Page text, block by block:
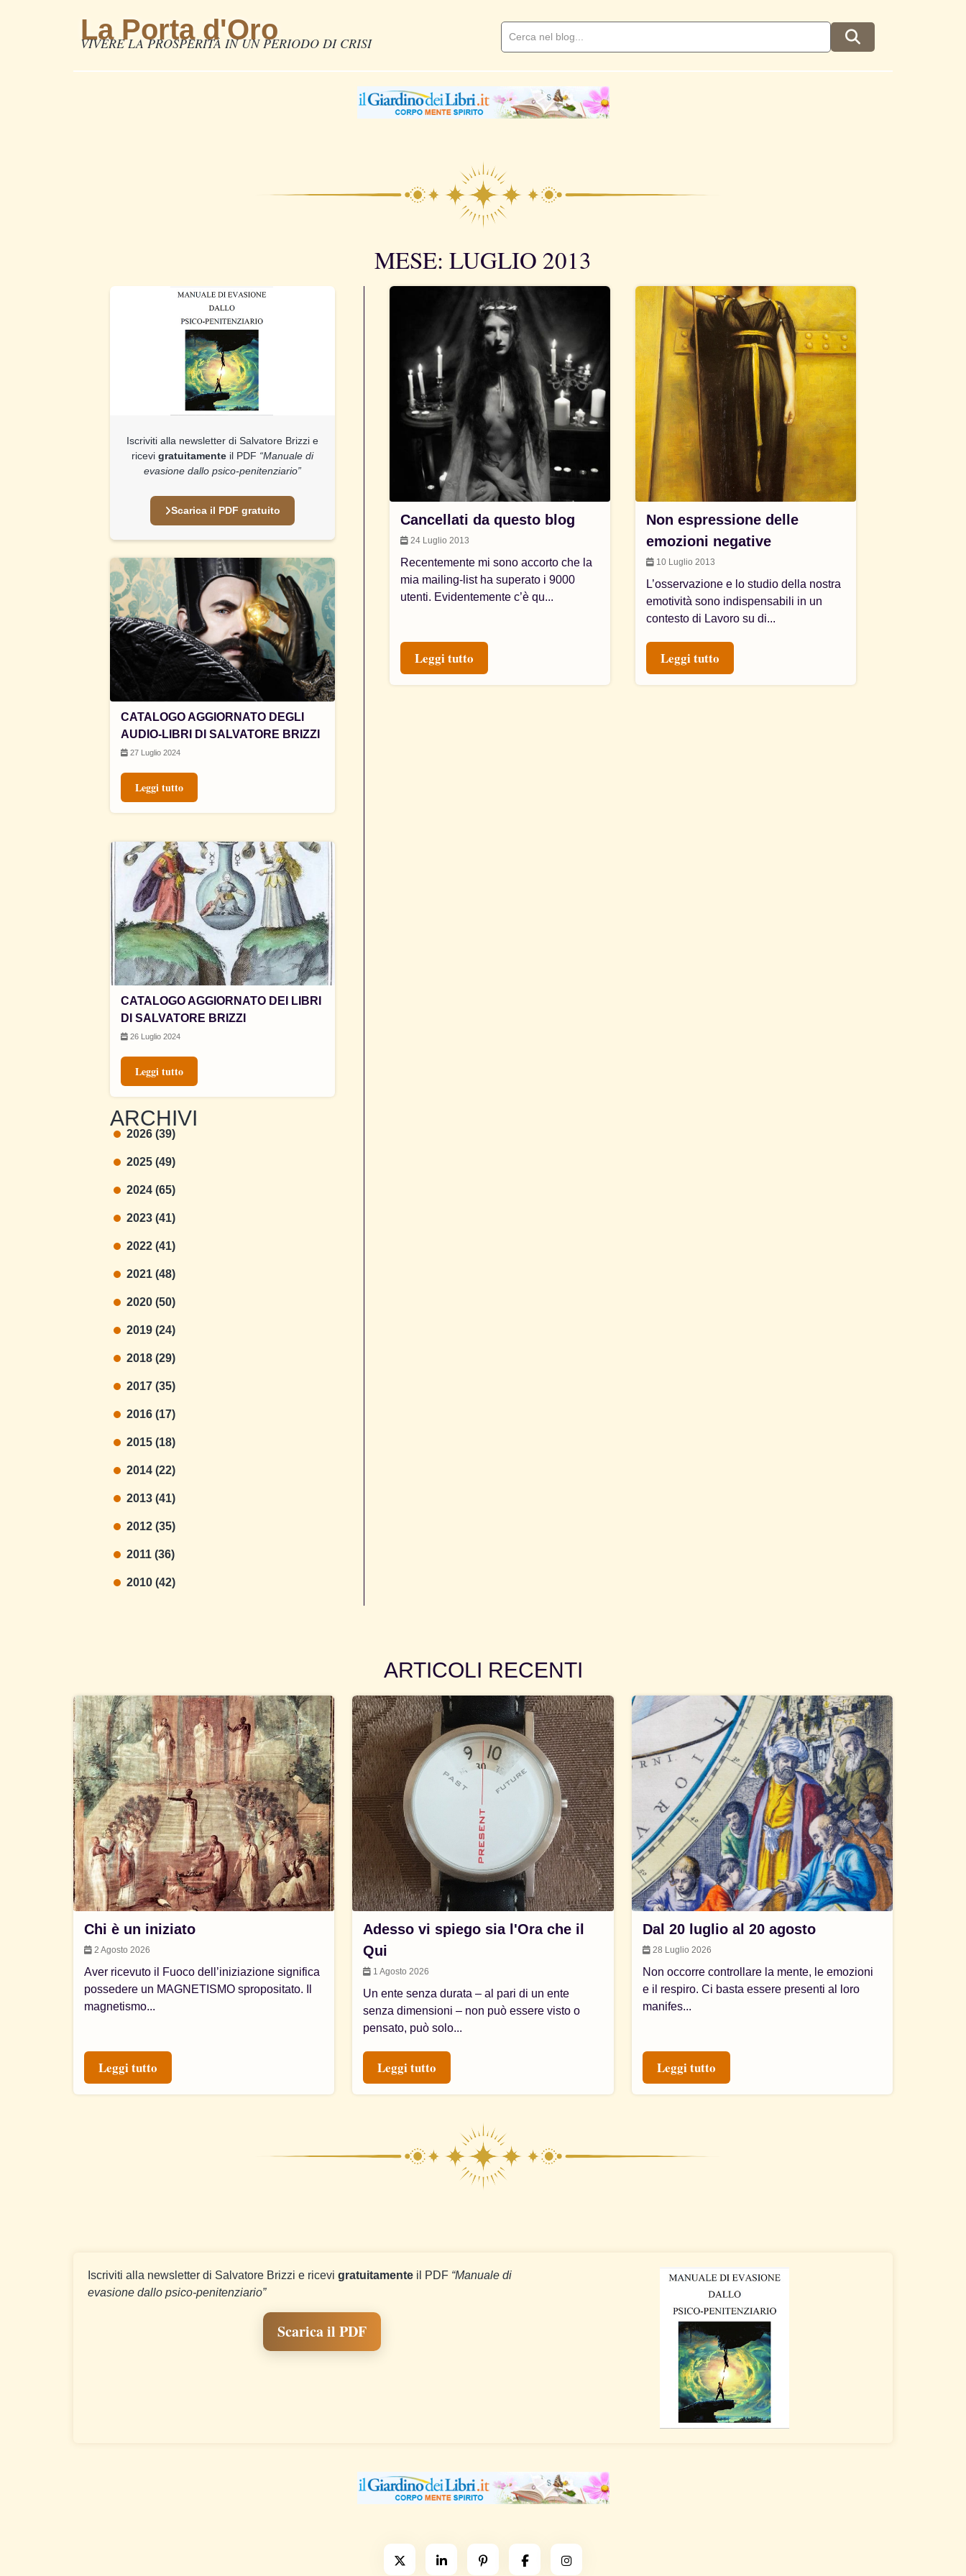
La Porta d'Oro
VIVERE LA PROSPERITÀ IN UN PERIODO DI CRISI
MESE: LUGLIO 2013
Iscriviti alla newsletter di Salvatore Brizzi e
ricevi gratuitamenteil PDF “Manuale di
evasione dallo psico-penitenziario”
Scarica il PDF gratuito
CATALOGO AGGIORNATO DEGLI
AUDIO-LIBRI DI SALVATORE BRIZZI
27 Luglio 2024
Leggi tutto
CATALOGO AGGIORNATO DEI LIBRI
DI SALVATORE BRIZZI
26 Luglio 2024
Leggi tutto
ARCHIVI
2026 (39)
2025 (49)
2024 (65)
2023 (41)
2022 (41)
2021 (48)
2020 (50)
2019 (24)
2018 (29)
2017 (35)
2016 (17)
2015 (18)
2014 (22)
2013 (41)
2012 (35)
2011 (36)
2010 (42)
Cancellati da questo blog
24 Luglio 2013
Recentemente mi sono accorto che la
mia mailing-list ha superato i 9000
utenti. Evidentemente c’è qu...
Leggi tutto
Non espressione delle
emozioni negative
10 Luglio 2013
L’osservazione e lo studio della nostra
emotività sono indispensabili in un
contesto di Lavoro su di...
Leggi tutto
ARTICOLI RECENTI
Chi è un iniziato
2 Agosto 2026
Aver ricevuto il Fuoco dell’iniziazione significa
possedere un MAGNETISMO spropositato. Il
magnetismo...
Leggi tutto
Adesso vi spiego sia l'Ora che il
Qui
1 Agosto 2026
Un ente senza durata – al pari di un ente
senza dimensioni – non può essere visto o
pensato, può solo...
Leggi tutto
Dal 20 luglio al 20 agosto
28 Luglio 2026
Non occorre controllare la mente, le emozioni
e il respiro. Ci basta essere presenti al loro
manifes...
Leggi tutto
Iscriviti alla newsletter di Salvatore Brizzi e ricevi gratuitamente il PDF “Manuale di
evasione dallo psico-penitenziario”
Scarica il PDF